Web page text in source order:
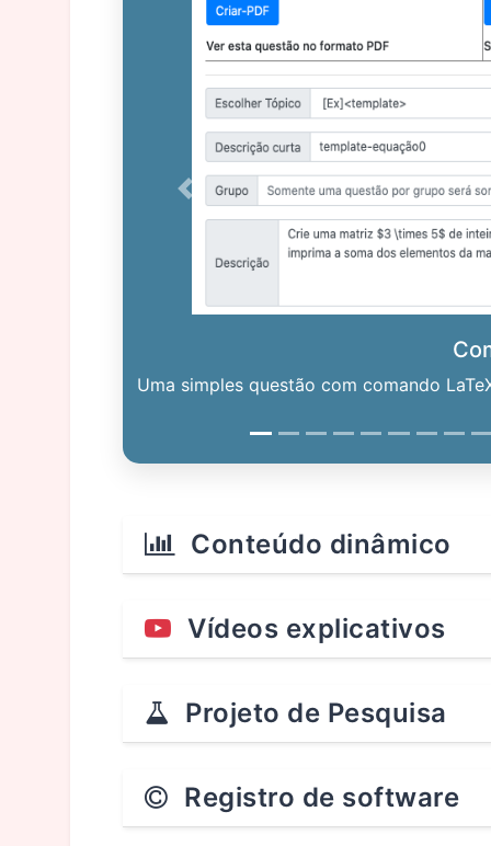
Uma simples questão com comando
Previous
Conteúdo dinâmico
Vídeos explicativos
Projeto de Pesquisa
Registro de software